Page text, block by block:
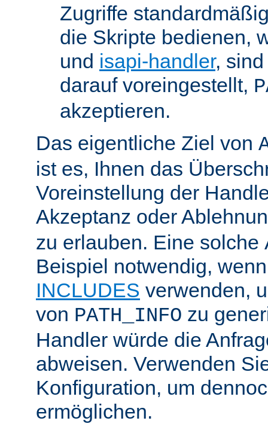
Zugriffe
die Skripte bedienen,
und isapi-handler,
darauf voreingestellt,
akzeptieren.
Das eigentliche Ziel von
ist es, Ihnen das
Voreinstellung der
Akzeptanz oder
zu erlauben. Eine solche
Beispiel notwendig,
INCLUDES verwenden,
von PATH_INFO zu
Handler würde die
abweisen. Verwenden
Konfiguration, um
ermöglichen.